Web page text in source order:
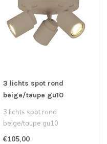
3 lichts spot rond
beige/taupe gu10
3 lichts spot rond
beige/taupe gu10
€105,00